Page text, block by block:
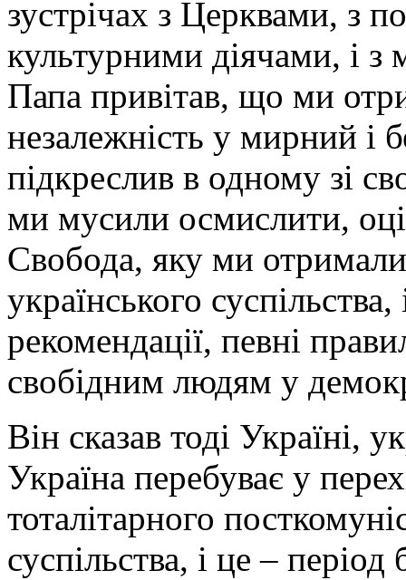
зустрічах з Церквами, з
культурними діячами, і
Папа привітав, що ми
незалежність у мирний і
підкреслив в одному зі
ми мусили осмислити,
Свобода, яку ми
українського
рекомендації, певні
свобідним людям у
Він сказав тоді Україні,
Україна перебуває у
тоталітарного
суспільства, і це –